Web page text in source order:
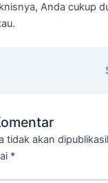
Anda cukup
tidak akan
*